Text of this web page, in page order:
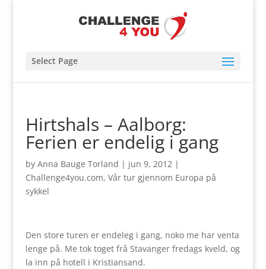
Select Page
Hirtshals – Aalborg:
Ferien er endelig i gang
by Anna Bauge Torland | jun 9, 2012|
Challenge4you.com, Vår tur gjennom Europa på
sykkel
Den store turen er endeleg i gang, noko me har venta
lenge på. Me tok toget frå Stavanger fredags kveld, og
la inn på hotell i Kristiansand.